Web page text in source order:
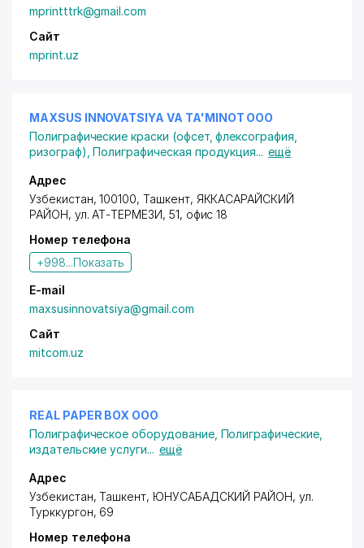
mprintttrk@gmail.com
Сайт
mprint.uz
MAXSUS INNOVATSIYA VA TA'MINOT ООО
Полиграфические краски (офсет, флексография,
ризограф) ,Полиграфическая продукция... ещё
Адрес
Узбекистан, 100100, Ташкент, ЯККАСАРАЙСКИЙ
РАЙОН, ул. АТ-ТЕРМЕЗИ, 51, офис 18
Номер телефона
+998...Показать
E-mail
maxsusinnovatsiya@gmail.com
Сайт
mitcom.uz
REAL PAPER BOX ООО
Полиграфическое оборудование, Полиграфические,
издательские услуги... ещё
Адрес
Узбекистан, Ташкент, ЮНУСАБАДСКИЙ РАЙОН, ул.
Турккургон, 69
Номер телефона